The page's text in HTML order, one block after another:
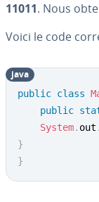
11011. Nous
Voici le code
public class
public
System. out .
}
}
java